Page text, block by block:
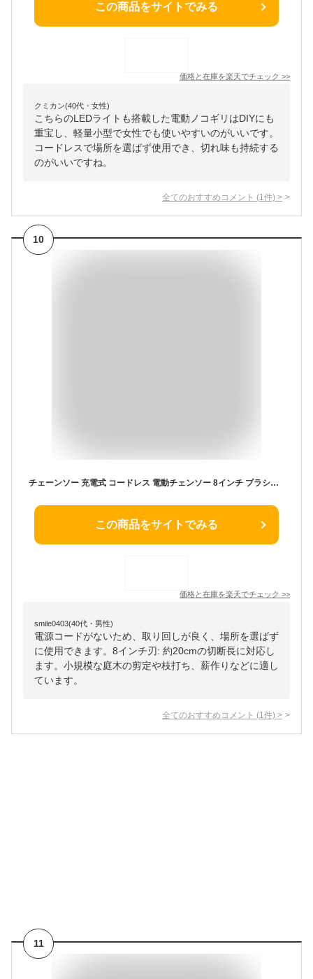
この商品をサイトでみる
価格と在庫を楽天でチェック >>
クミカン(40代・女性)
こちらのLEDライトも搭載した電動ノコギリはDIYにも
重宝し、軽量小型で女性でも使いやすいのがいいです。
コードレスで場所を選ばず使用でき、切れ味も持続する
のがいいですね。
全てのおすすめコメント (1 件) >
10
チェーンソー 充電式 コードレス 電動チェンソー 8インチ ブラシレスモーター 切段物径300mm 21V バッテリー 8インチ ハンディ チェーンソー デジタル電力表示 電動のこぎり 電動ノコギリ 小型チェーンソー 給油可能 家庭用 女性 軽量 木工切断 枝切り 電動工具 薪作り 2024
この商品をサイトでみる
価格と在庫を楽天でチェック >>
smile0403(40代・男性)
電源コードがないため、取り回しが良く、場所を選ばず
に使用できます。8インチ刃: 約20cmの切断長に対応し
ます。小規模な庭木の剪定や枝打ち、薪作りなどに適し
ています。
全てのおすすめコメント (1 件) >
11